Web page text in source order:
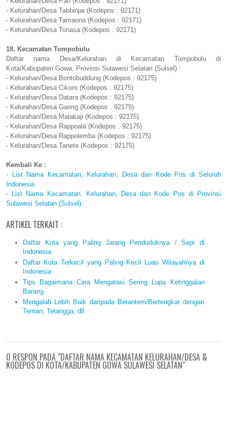
- Kelurahan/Desa Tabbinjai (Kodepos : 92171)
- Kelurahan/Desa Tamaona (Kodepos : 92171)
- Kelurahan/Desa Tonasa (Kodepos : 92171)
18. Kecamatan Tompobulu
Daftar nama Desa/Kelurahan di Kecamatan Tompobulu di
Kota/Kabupaten Gowa, Provinsi Sulawesi Selatan (Sulsel) :
- Kelurahan/Desa Bontobuddung (Kodepos : 92175)
- Kelurahan/Desa Cikoro (Kodepos : 92175)
- Kelurahan/Desa Datara (Kodepos : 92175)
- Kelurahan/Desa Garing (Kodepos : 92175)
- Kelurahan/Desa Malakaji (Kodepos : 92175)
- Kelurahan/Desa Rappoala (Kodepos : 92175)
- Kelurahan/Desa Rappolemba (Kodepos : 92175)
- Kelurahan/Desa Tanete (Kodepos : 92175)
Kembali Ke :
-
List Nama Kecamatan, Kelurahan, Desa dan Kode Pos di Seluruh
Indonesia
- List Nama Kecamatan, Kelurahan, Desa dan Kode Pos di Provinsi
Sulawesi Selatan (Sulsel)
ARTIKEL TERKAIT :
Daftar Kota yang Paling Jarang Penduduknya / Sepi di
Indonesia
Daftar Kota Terkecil yang Paling Kecil Luas Wilayahnya di
Indonesia
Tips Bagaimana Cara Mengatasi Sering Lupa Ketinggalan
Barang
Mengalah Lebih Baik daripada Berantem/Bertengkar dengan
Teman, Tetangga, dll
0 RESPON PADA "DAFTAR NAMA KECAMATAN KELURAHAN/DESA &
KODEPOS DI KOTA/KABUPATEN GOWA SULAWESI SELATAN"